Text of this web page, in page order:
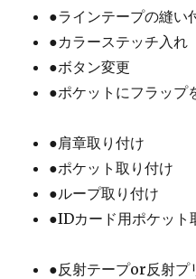
●ラインテープの縫い
●カラーステッチ入れ
●ボタン変更
●ポケットにフラップ
●肩章取り付け
●ポケット取り付け
●ループ取り付け
●IDカード用ポケット
●反射テープor反射プ